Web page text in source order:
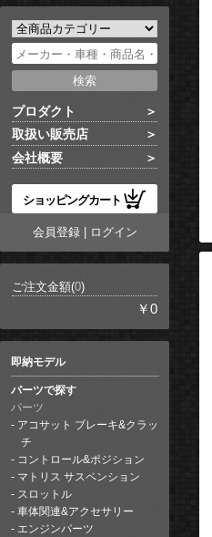
プロダクト
取扱い販売店
会社概要
ショッピングカート
会員登録| ログイン
ご注文金額(0)
￥0
即納モデル
パーツで探す
パーツ
アコサット ブレーキ&クラッ
チ
コントロール&ポジション
マトリス サスペンション
スロットル
車体関連&アクセサリー
エンジンパーツ